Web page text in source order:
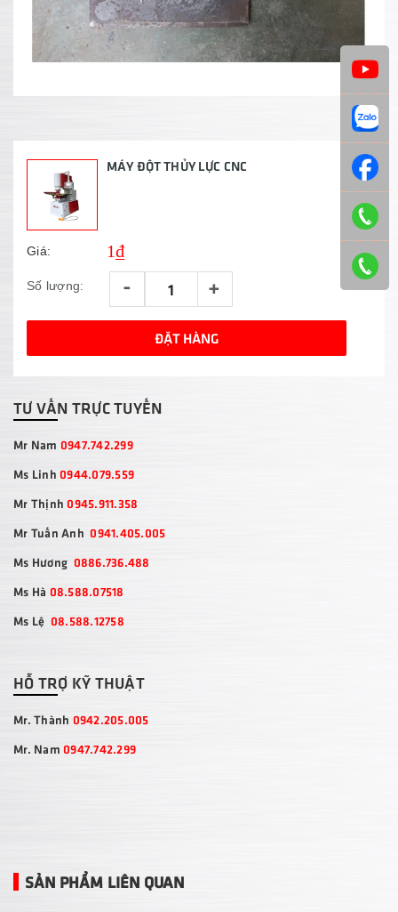
MÁY ĐỘT THỦY LỰC CNC
Giá: 1₫
Số lượng: - +
ĐẶT HÀNG
TƯ VẤN TRỰC TUYẾN
Mr Nam 0947.742.299
Ms Linh 0944.079.559
Mr Thịnh0945.911.358
Mr Tuấn Anh0941.405.005
Ms Hương 0886.736.488
Ms Hà 08.588.07518
Ms Lệ 08.588.12758
HỖ TRỢ KỸ THUẬT
Mr. Thành 0942.205.005
Mr. Nam 0947.742.299
SẢN PHẨM LIÊN QUAN